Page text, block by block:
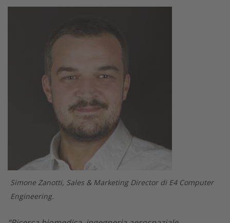
Simone Zanotti, Sales & Marketing Director di E4 Computer
Engineering.